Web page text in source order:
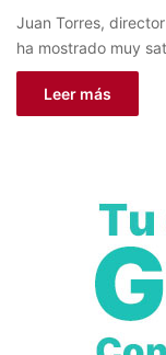
Juan Torres,
ha mostrado muy
Leer más